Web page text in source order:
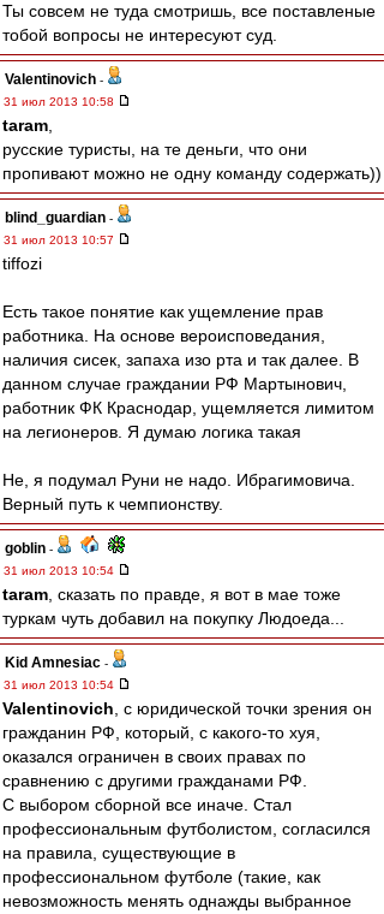
Ты совсем не туда смотришь, все поставленые
тобой вопросы не интересуют суд.
Valentinovich -
31 июл 2013 10:58
taram
русские туристы, на те деньги, что они
пропивают можно не одну команду содержать))
blind_guardian -
31 июл 2013 10:57
tiffozi
Есть такое понятие как ущемление прав
работника. На основе вероисповедания,
наличия сисек, запаха изо рта и так далее. В
данном случае граждании РФ Мартынович,
работник ФК Краснодар, ущемляется лимитом
на легионеров. Я думаю логика такая
Не, я подумал Руни не надо. Ибрагимовича.
Верный путь к чемпионству.
goblin -
31 июл 2013 10:54
taram , сказать по правде, я вот в мае тоже
туркам чуть добавил на покупку Людоеда...
Kid Amnesiac -
31 июл 2013 10:54
Valentinovich , с юридической точки зрения он
гражданин РФ, который, с какого-то хуя,
оказался ограничен в своих правах по
сравнению с другими гражданами РФ.
С выбором сборной все иначе. Стал
профессиональным футболистом, согласился
на правила, существующие в
профессиональном футболе (такие, как
невозможность менять однажды выбранное